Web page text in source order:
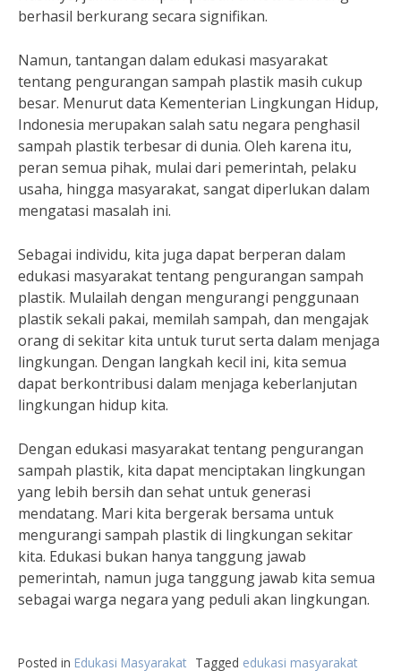
berhasil berkurang secara signifikan.
Namun, tantangan dalam edukasi masyarakat
tentang pengurangan sampah plastik masih cukup
besar. Menurut data Kementerian Lingkungan Hidup,
Indonesia merupakan salah satu negara penghasil
sampah plastik terbesar di dunia. Oleh karena itu,
peran semua pihak, mulai dari pemerintah, pelaku
usaha, hingga masyarakat, sangat diperlukan dalam
mengatasi masalah ini.
Sebagai individu, kita juga dapat berperan dalam
edukasi masyarakat tentang pengurangan sampah
plastik. Mulailah dengan mengurangi penggunaan
plastik sekali pakai, memilah sampah, dan mengajak
orang di sekitar kita untuk turut serta dalam menjaga
lingkungan. Dengan langkah kecil ini, kita semua
dapat berkontribusi dalam menjaga keberlanjutan
lingkungan hidup kita.
Dengan edukasi masyarakat tentang pengurangan
sampah plastik, kita dapat menciptakan lingkungan
yang lebih bersih dan sehat untuk generasi
mendatang. Mari kita bergerak bersama untuk
mengurangi sampah plastik di lingkungan sekitar
kita. Edukasi bukan hanya tanggung jawab
pemerintah, namun juga tanggung jawab kita semua
sebagai warga negara yang peduli akan lingkungan.
Posted in Edukasi Masyarakat Tagged edukasi masyarakat